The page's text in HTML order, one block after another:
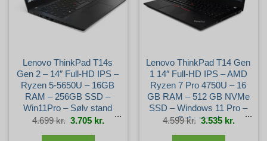
Lenovo ThinkPad T14s
Gen 2 – 14″ Full-HD IPS –
Ryzen 5-5650U – 16GB
RAM – 256GB SSD –
Win11Pro – Sølv stand
4.699kr. Den
oprindelige
pris
3.705 kr.Den
aktuelle
pris
Lenovo ThinkPad T14 Gen
1 14″ Full-HD IPS – AMD
Ryzen 7 Pro 4750U – 16
GB RAM – 512 GB NVMe
SSD – Windows 11 Pro –
Sølv stand
4.599kr. Den
oprindelige
pris
3.535 kr.Den
aktuelle
pris